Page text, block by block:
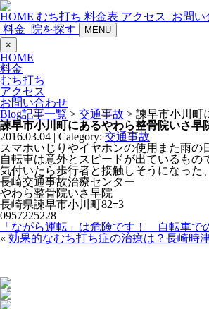
HOME むち打ち 料金表 アクセス
お問い
料金
院を探す
MENU
×
HOME
料金
むち打ち
アクセス
お問い合わせ
Blog記事一覧 > 交通事故 > 諫早市小川町
諫早市小川町にあるやわら整骨院いさ早
2016.03.04 | Category: 交通事故
スマホいじりやイヤホンの使用また雨の
自転車は意外とスピードが出ているもの
気付いたら歩行者と接触しそうになった
長崎交通事故治療センター
やわら整骨院いさ早院
長崎県諫早市小川町82ｰ3
0957225228
「ながら運転」は危険です！ 自転車で
« 効果的なむち打ち症の治療は？長崎時